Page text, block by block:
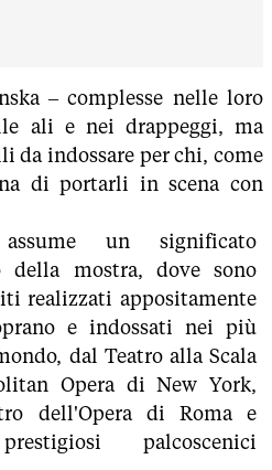
– complesse nelle loro
ali e nei drappeggi, ma
da indossare per chi, come
di portarli in scena con
un significato
della mostra, dove sono
realizzati appositamente
e indossati nei più
dal Teatro alla Scala
Opera di New York,
dell'Opera di Roma e
palcoscenici